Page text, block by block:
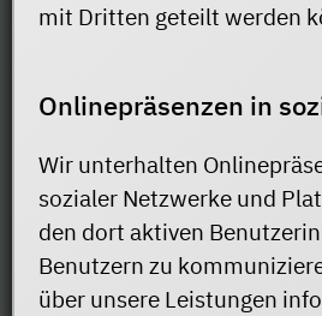
mit Dritten geteilt werden
Onlinepräsenzen in
Wir unterhalten
sozialer Netzwerke und
den dort aktiven
Benutzern zu
über unsere Leistungen